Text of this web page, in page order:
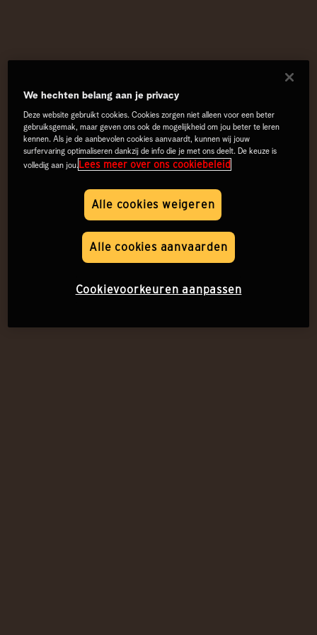
We hechten belang aan je privacy
Deze website gebruikt cookies. Cookies zorgen niet alleen voor een beter
gebruiksgemak, maar geven ons ook de mogelijkheid om jou beter te leren
kennen. Als je de aanbevolen cookies aanvaardt, kunnen wij jouw
surfervaring optimaliseren dankzij de info die je met ons deelt. De keuze is
volledig aan jou.Lees meer over ons cookiebeleid
Alle cookies weigeren
Alle cookies aanvaarden
Cookievoorkeuren aanpassen